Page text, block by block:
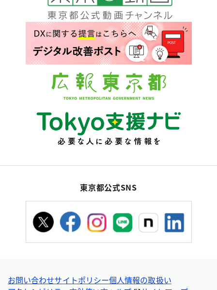
東京都公式SNS
お問い合わせサイトポリシー個人情報の取扱い